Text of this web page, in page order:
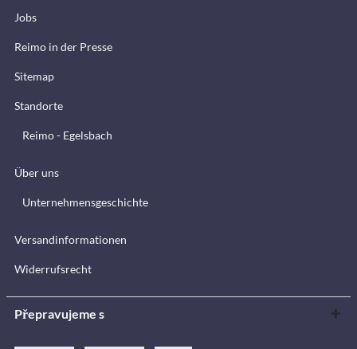
Jobs
Reimo in der Presse
Sitemap
Standorte
Reimo - Egelsbach
Über uns
Unternehmensgeschichte
Versandinformationen
Widerrufsrecht
Přepravujeme s